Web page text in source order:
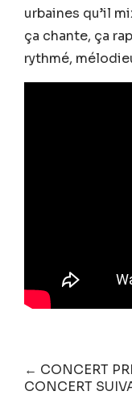
urbaines qu’il
ça chante, ça
rythmé,
← CONCERT
CONCERT